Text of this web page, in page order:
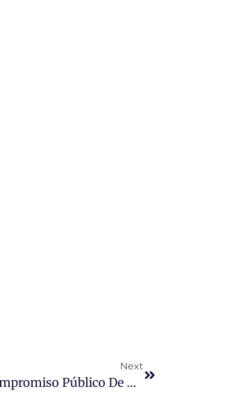
Next
De La Rosa Pide A Mañueco Un Compromiso Público De Que Facilitará Los Cambios Del PSOE En La Mesa De Las Cortes